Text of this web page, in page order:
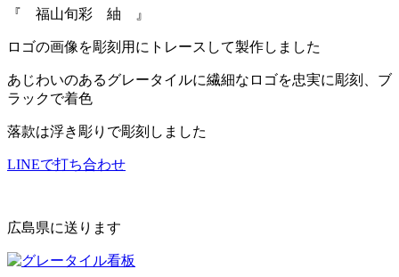
『 福山旬彩 紬 』
ロゴの画像を彫刻用にトレースして製作しました
あじわいのあるグレータイルに繊細なロゴを忠実に彫刻、ブ
ラックで着色
落款は浮き彫りで彫刻しました
LINEで打ち合わせ
広島県に送ります